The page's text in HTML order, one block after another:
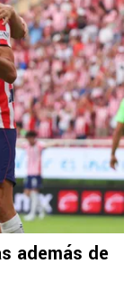
además de